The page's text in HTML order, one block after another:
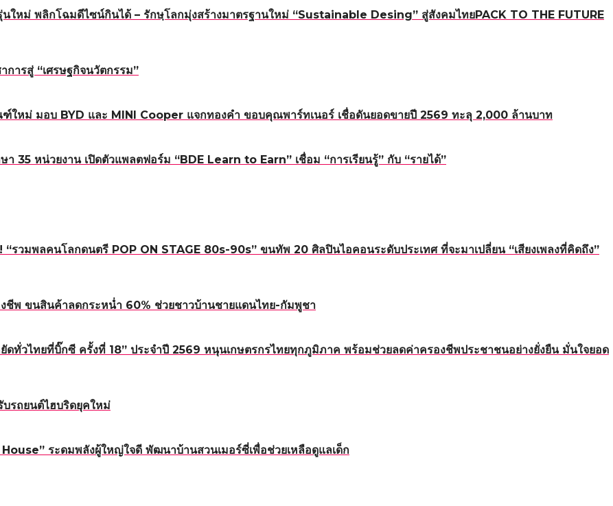
หม่ พลิกโฉมดีไซน์กินได้ – รักษฺโลกมุ่งสร้างมาตรฐานใหม่ “Sustainable Desing” สู่สังคมไทยPACK TO THE FUTURE
ารสู่ “เศรษฐกิจนวัตกรรม”
หม่ มอบ BYD และ MINI Cooper แจกทองคำ ขอบคุณพาร์ทเนอร์ เชื่อดันยอดขายปี 2569 ทะลุ 2,000 ล้านบาท
35 หน่วยงาน เปิดตัวแพลตฟอร์ม “BDE Learn to Earn” เชื่อม “การเรียนรู้” กับ “รายได้”
วมพลคนโลกดนตรี POP ON STAGE 80s-90s” ขนทัพ 20 ศิลปินไอคอนระดับประเทศ ที่จะมาเปลี่ยน “เสียงเพลงที่คิดถึง”
ชีพ ขนสินค้าลดกระหน่ำ 60% ช่วยชาวบ้านชายแดนไทย-กัมพูชา
ยัดทั่วไทยที่บิ๊กซี ครั้งที่ 18” ประจำปี 2569 หนุนเกษตรกรไทยทุกภูมิภาค พร้อมช่วยลดค่าครองชีพประชาชนอย่างยั่งยืน มั่นใจยอด
รถยนต์ไฮบริดยุคใหม่
ระดมพลังผู้ใหญ่ใจดี พัฒนาบ้านสวนเมอร์ซี่เพื่อช่วยเหลือดูแลเด็ก